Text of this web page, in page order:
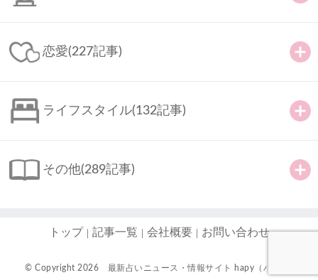
恋愛(227記事)
ライフスタイル(132記事)
その他(289記事)
トップ 記事一覧 会社概要 お問い合わせ
© Copyright 2026 最新占いニュース・情報サイト hapy（ハピ）-